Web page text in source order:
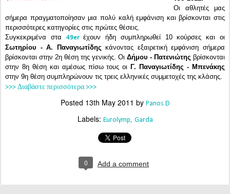
Οι αθλητές μας
σήμερα πραγματοποίησαν μια πολύ καλή εμφάνιση και βρίσκονται στις
περισσότερες κατηγορίες στις πρώτες θέσεις.
Συγκεκριμένα στα
49er
έχουν ήδη συμπληρωθεί 10 κούρσες και οι
Σωτηρίου - Α. Παναγιωτίδηςκάνοντας εξαιρετική εμφάνιση σήμερα
βρίσκονται στην 2η θέση της γενικής. Οι Δήμου - Πατενιώτης βρίσκονται
στην 8η θέση και αμέσως πίσω τους οι Γ. Παναγιωτίδης - Μπενάκης
στην 9η θέση συμπληρώνουν τις τρεις ελληνικές συμμετοχές της κλάσης.
>>> Διαβάστε περισσότερα >>>
Posted 13th May 2011 by Panos D
Labels: Eurolymp Garda
0 Add a comment